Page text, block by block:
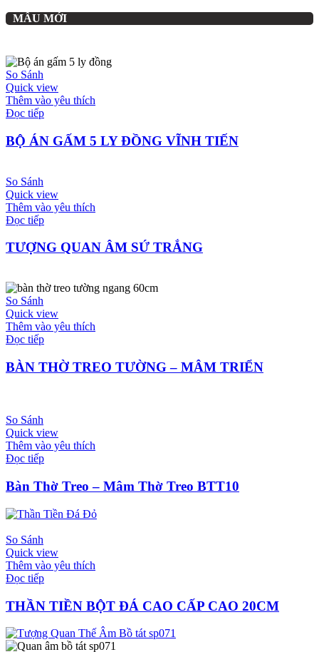
MẪU MỚI
So Sánh
Quick view
Thêm vào yêu thích
Đọc tiếp
BỘ ÁN GẤM 5 LY ĐỒNG VĨNH TIẾN
So Sánh
Quick view
Thêm vào yêu thích
Đọc tiếp
TƯỢNG QUAN ÂM SỨ TRẮNG
So Sánh
Quick view
Thêm vào yêu thích
Đọc tiếp
BÀN THỜ TREO TƯỜNG – MÂM TRIỂN
So Sánh
Quick view
Thêm vào yêu thích
Đọc tiếp
Bàn Thờ Treo – Mâm Thờ Treo BTT10
So Sánh
Quick view
Thêm vào yêu thích
Đọc tiếp
THẦN TIỀN BỘT ĐÁ CAO CẤP CAO 20CM